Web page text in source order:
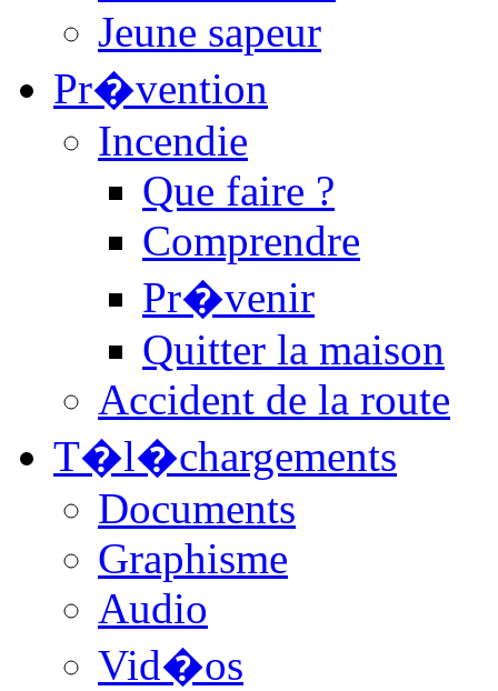
Jeune sapeur
Pr�vention
Incendie
Que faire ?
Comprendre
Pr�venir
Quitter la maison
Accident de la route
T�l�chargements
Documents
Graphisme
Audio
Vid�os